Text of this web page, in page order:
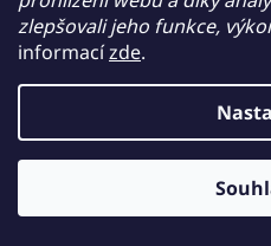
zlepšovali jeho funkce,
informacízde.